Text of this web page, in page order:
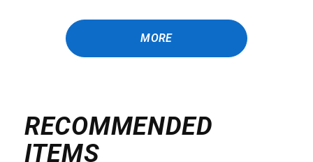
MORE
RECOMMENDED
ITEMS